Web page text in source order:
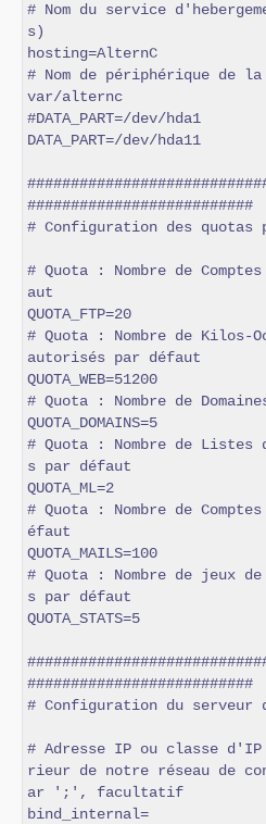
# Nom du service
s)
hosting=AlternC
# Nom de périphérique de
var/alternc
#DATA_PART=/dev/hda1
DATA_PART=/dev/hda11
##########################
# Configuration des quotas
# Quota : Nombre de
aut
QUOTA_FTP=20
# Quota : Nombre de Kilos-
autorisés par défaut
QUOTA_WEB=51200
# Quota : Nombre de
QUOTA_DOMAINS=5
# Quota : Nombre de
s par défaut
QUOTA_ML=2
# Quota : Nombre de
éfaut
QUOTA_MAILS=100
# Quota : Nombre de jeux
s par défaut
QUOTA_STATS=5
##########################
# Configuration du serveur
# Adresse IP ou classe
rieur de notre réseau de
ar ';', facultatif
bind_internal=